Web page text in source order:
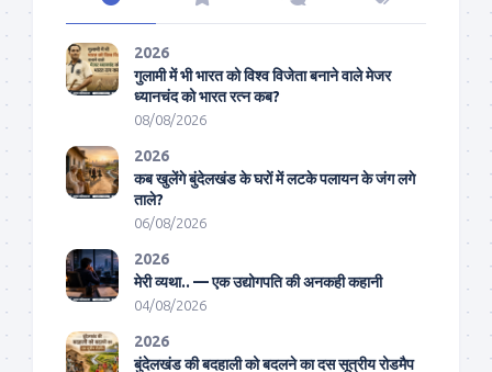
2026
गुलामी में भी भारत को विश्व विजेता बनाने वाले मेजर
ध्यानचंद को भारत रत्न कब?
08/08/2026
2026
कब खुलेंगे बुंदेलखंड के घरों में लटके पलायन के जंग लगे
ताले?
06/08/2026
2026
मेरी व्यथा.. — एक उद्योगपति की अनकही कहानी
04/08/2026
2026
बुंदेलखंड की बदहाली को बदलने का दस सूत्रीय रोडमैप